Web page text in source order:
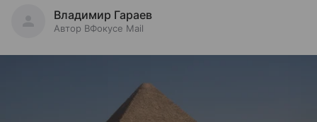
Владимир Гараев
Автор ВФокусе Mail